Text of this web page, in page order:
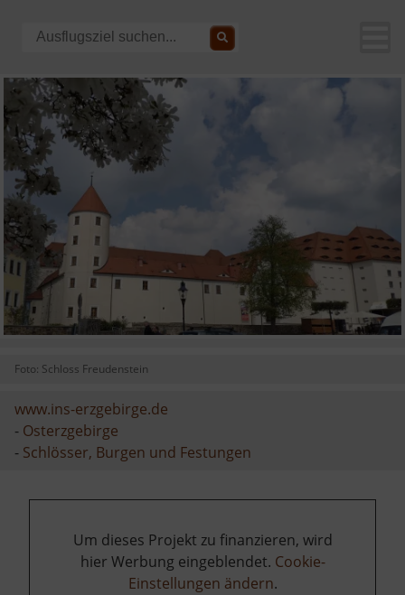
Foto: Schloss Freudenstein
www.ins-erzgebirge.de
- Osterzgebirge
- Schlösser, Burgen und Festungen
Um dieses Projekt zu finanzieren, wird
hier Werbung eingeblendet. Cookie-
Einstellungen ändern.